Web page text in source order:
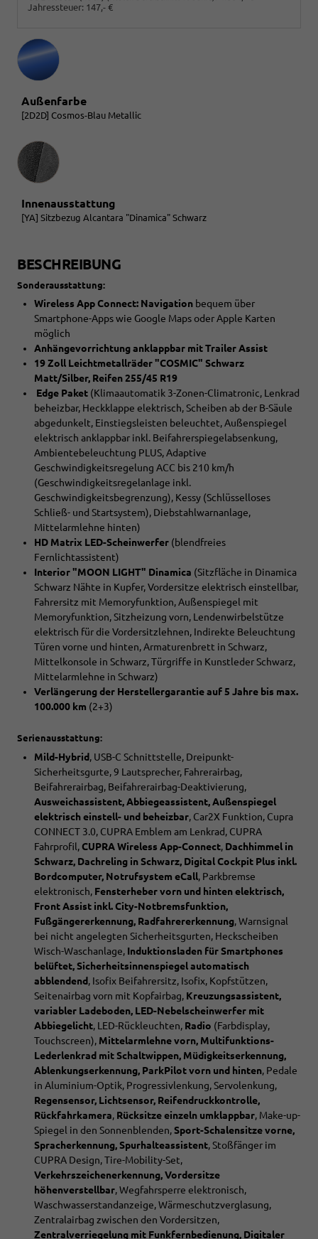
Jahressteuer: 147,- €
Außenfarbe
[2D2D] Cosmos-Blau Metallic
Innenausstattung
Innenausstattung
[YA] Sitzbezug Alcantara "Dinamica" Schwarz
BESCHREIBUNG
Sonderausstattung:
Wireless App Connect: Navigation bequem über
Smartphone-Apps wie Google Maps oder Apple Karten
möglich
Anhängevorrichtung anklappbar mit Trailer Assist
19 Zoll Leichtmetallräder "COSMIC" Schwarz
Matt/Silber, Reifen 255/45 R19
Edge Paket (Klimaautomatik 3-Zonen-Climatronic, Lenkrad
beheizbar, Heckklappe elektrisch, Scheiben ab der B-Säule
abgedunkelt, Einstiegsleisten beleuchtet, Außenspiegel
elektrisch anklappbar inkl. Beifahrerspiegelabsenkung,
Ambientebeleuchtung PLUS, Adaptive
Geschwindigkeitsregelung ACC bis 210 km/h
(Geschwindigkeitsregelanlage inkl.
Geschwindigkeitsbegrenzung), Kessy (Schlüsselloses
Schließ- und Startsystem), Diebstahlwarnanlage,
Mittelarmlehne hinten)
HD Matrix LED-Scheinwerfer (blendfreies
Fernlichtassistent)
Interior "MOON LIGHT" Dinamica (Sitzfläche in Dinamica
Schwarz Nähte in Kupfer, Vordersitze elektrisch einstellbar,
Fahrersitz mit Memoryfunktion, Außenspiegel mit
Memoryfunktion, Sitzheizung vorn, Lendenwirbelstütze
elektrisch für die Vordersitzlehnen, Indirekte Beleuchtung
Türen vorne und hinten, Armaturenbrett in Schwarz,
Mittelkonsole in Schwarz, Türgriffe in Kunstleder Schwarz,
Mittelarmlehne in Schwarz)
Verlängerung der Herstellergarantie auf 5 Jahre bis max.
100.000 km (2+3)
Serienausstattung:
Mild-Hybrid, USB-C Schnittstelle, Dreipunkt-
Sicherheitsgurte, 9 Lautsprecher, Fahrerairbag,
Beifahrerairbag, Beifahrerairbag-Deaktivierung,
Ausweichassistent, Abbiegeassistent, Außenspiegel
elektrisch einstell- und beheizbar, Car2X Funktion, Cupra
CONNECT 3.0, CUPRA Emblem am Lenkrad, CUPRA
Fahrprofil,CUPRA Wireless App-Connect, Dachhimmel in
Schwarz, Dachreling in Schwarz, Digital Cockpit Plus inkl.
Bordcomputer, Notrufsystem eCall, Parkbremse
elektronisch, Fensterheber vorn und hinten elektrisch,
Front Assist inkl. City-Notbremsfunktion,
Fußgängererkennung, Radfahrererkennung, Warnsignal
bei nicht angelegten Sicherheitsgurten, Heckscheiben
Wisch-Waschanlage, Induktionsladen für Smartphones
belüftet, Sicherheitsinnenspiegel automatisch
abblendend, Isofix Beifahrersitz, Isofix, Kopfstützen,
Seitenairbag vorn mit Kopfairbag, Kreuzungsassistent,
variabler Ladeboden, LED-Nebelscheinwerfer mit
Abbiegelicht, LED-Rückleuchten, Radio (Farbdisplay,
Touchscreen), Mittelarmlehne vorn, Multifunktions-
Lederlenkrad mit Schaltwippen, Müdigkeitserkennung,
Ablenkungserkennung, ParkPilot vorn und hinten, Pedale
in Aluminium-Optik, Progressivlenkung, Servolenkung,
Regensensor, Lichtsensor, Reifendruckkontrolle,
Rückfahrkamera, Rücksitze einzeln umklappbar, Make-up-
Spiegel in den Sonnenblenden,Sport-Schalensitze vorne,
Spracherkennung, Spurhalteassistent, Stoßfänger im
CUPRA Design, Tire-Mobility-Set,
Verkehrszeichenerkennung, Vordersitze
höhenverstellbar, Wegfahrsperre elektronisch,
Waschwasserstandanzeige, Wärmeschutzverglasung,
Zentralairbag zwischen den Vordersitzen,
Zentralverriegelung mit Funkfernbedienung, Digitaler